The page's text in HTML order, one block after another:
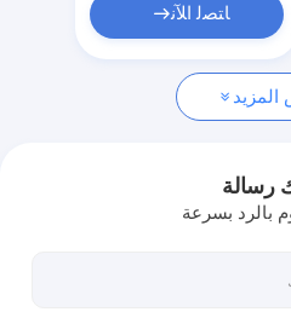
الصوتية
فوق الصوتية
الصناعية
ﺎﺘﺼﻟ ﺍﻶﻧ
رسالة
بالرد بسرعة